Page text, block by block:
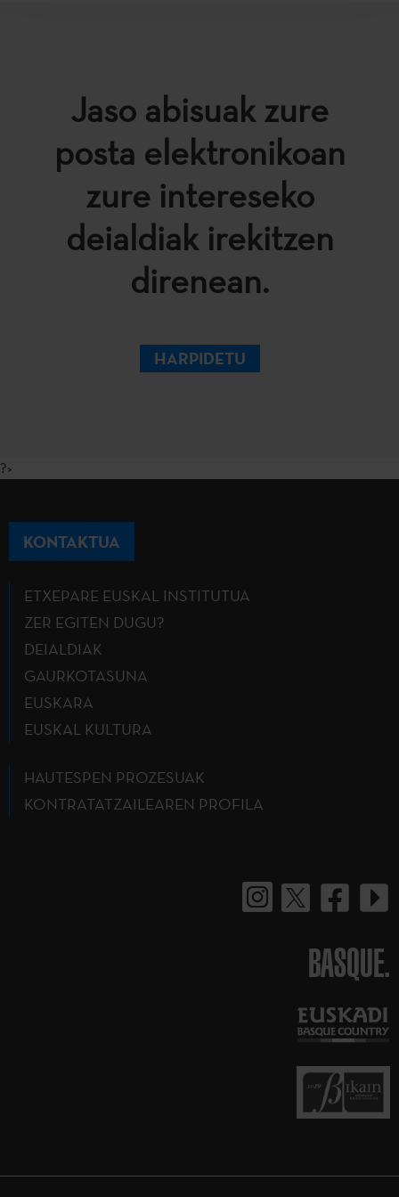
Jaso abisuak zure
posta elektronikoan
zure intereseko
deialdiak irekitzen
direnean.
HARPIDETU
?>
KONTAKTUA
ETXEPARE EUSKAL INSTITUTUA
ZER EGITEN DUGU?
DEIALDIAK
GAURKOTASUNA
EUSKARA
EUSKAL KULTURA
HAUTESPEN PROZESUAK
KONTRATATZAILEAREN PROFILA
BASQUE.